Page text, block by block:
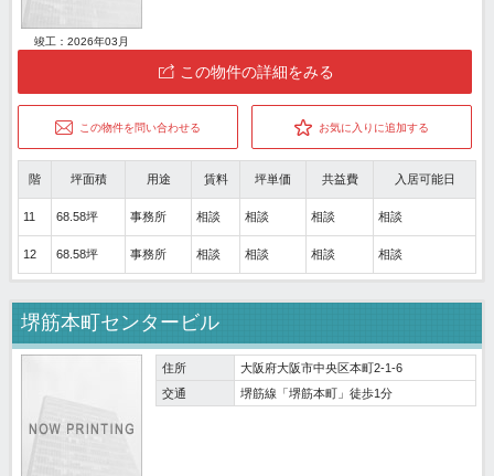
竣工：2026年03月
この物件の詳細をみる
この物件を問い合わせる お気に入りに追加する
階 坪面積 用途 賃料 坪単価 共益費 入居可能日
11 68.58坪 事務所 相談 相談 相談 相談
12 68.58坪 事務所 相談 相談 相談 相談
堺筋本町センタービル
住所
大阪府大阪市中央区本町2-1-6
交通
堺筋線「堺筋本町」徒歩1分